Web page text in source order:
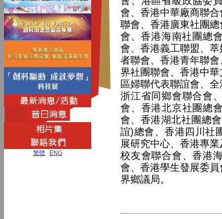
繁體 ENG
會、 香港中華廠商聯合
聯會、香港廣東社團
會、香港海南社團總
會、香港義工聯盟、
者聯會、香港青年聯
界社團聯會、香港中
區婦聯代表聯誼會、
浙江省同鄉會聯合會
會、香港北京社團總
會、香港湖北社團總
誼)總會、香港四川社
展研究中心、香港專
校友會聯合會、香港
會、香港學生發展委
界鄉議局。